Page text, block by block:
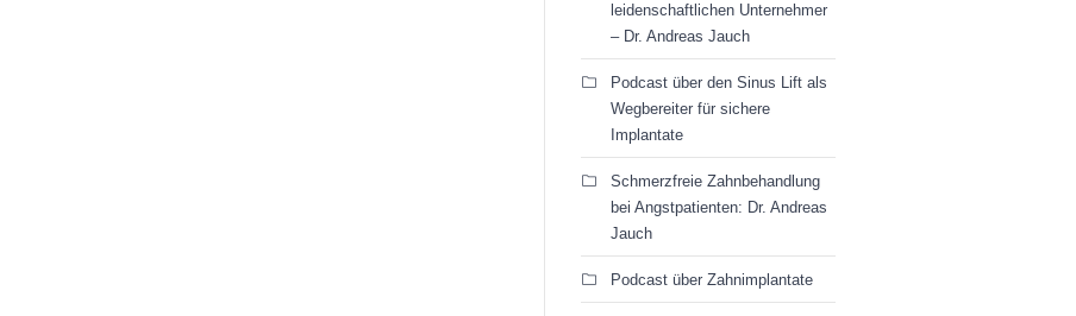
leidenschaftlichen Unternehmer
– Dr. Andreas Jauch
Podcast über den Sinus Lift als
Wegbereiter für sichere
Implantate
Schmerzfreie Zahnbehandlung
bei Angstpatienten: Dr. Andreas
Jauch
Podcast über Zahnimplantate